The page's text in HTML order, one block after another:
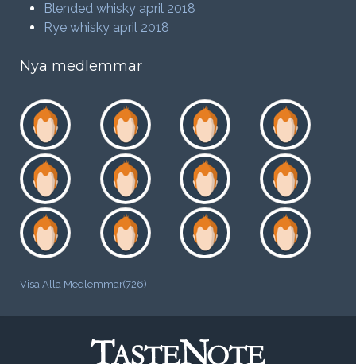
Blended whisky april 2018
Rye whisky april 2018
Nya medlemmar
Visa Alla Medlemmar(726)